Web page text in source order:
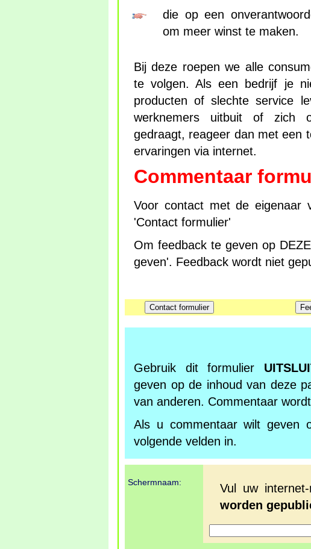
die op een
om meer winst te maken.
Bij deze roepen we alle
te volgen. Als een bedrijf je
producten of slechte service
werknemers uitbuit of zich
gedraagt, reageer dan met een
ervaringen via internet.
Commentaar
Voor contact met de eigenaar
'Contact formulier'
Om feedback te geven op
geven'. Feedback wordt niet
Gebruik dit formulier
geven op de inhoud van deze
van anderen. Commentaar
Als u commentaar wilt geven
volgende velden in.
Schermnaam: Vul uw
worden